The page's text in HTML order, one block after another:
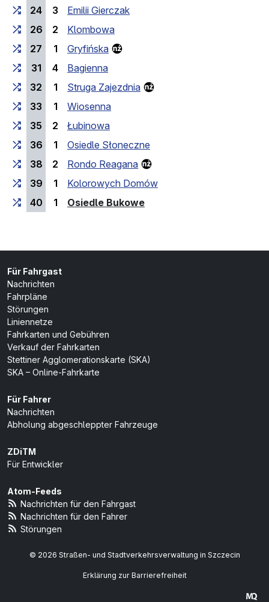
24
3
Emilii Gierczak
26
2
Klombowa
27
1
Gryfińska
31
4
Bagienna
32
1
Struga Zajezdnia
33
1
Wiosenna
35
2
Łubinowa
36
1
Osiedle Słoneczne
38
2
Rondo Reagana
39
1
Kolorowych Domów
40
1 Osiedle Bukowe(Endhaltestelle)
Für Fahrgast
Nachrichten
Fahrpläne
Störungen
Liniennetze
Fahrkarten und Gebühren
Verkauf der Fahrkarten
Stettiner Agglomerationskarte (SKA)
SKA – Online-Fahrkarte
Für Fahrer
Nachrichten
Abholung abgeschleppter Fahrzeuge
ZDiTM
Für Entwickler
Atom-Feeds
Nachrichten für den Fahrgast
Nachrichten für den Fahrer
Störungen
© 2026 Straßen- und Stadtverkehrsverwaltung in Szczecin
Erklärung zur Barrierefreiheit